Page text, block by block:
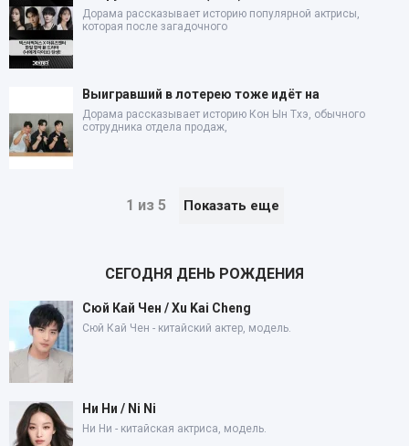
Дорама рассказывает историю популярной актрисы,
которая после загадочного
Выигравший в лотерею тоже идёт на
Дорама рассказывает историю Кон Ын Тхэ, обычного
сотрудника отдела продаж,
1 из 5 Показать еще
СЕГОДНЯ ДЕНЬ РОЖДЕНИЯ
Сюй Кай Чен / Xu Kai Cheng
Сюй Кай Чен - китайский актер, модель.
Ни Ни / Ni Ni
Ни Ни - китайская актриса, модель.